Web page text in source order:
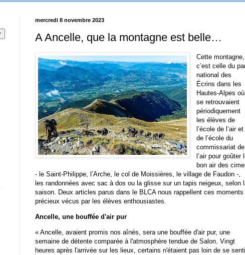
mercredi 8 novembre 2023
A Ancelle, que la montagne est belle…
Cette montagne,
c’est celle du
national des
Écrins dans les
Hautes-Alpes où
se retrouvaient
périodiquement
les élèves de
l’école de l’air et
de l’école du
commissariat de
l’air pour goûter
bon air des
- le Saint-Philippe, l’Arche, le col de Moissières, le village de Faudon -,
les randonnées avec sac à dos ou la glisse sur un tapis neigeux, selon
saison. Deux articles parus dans le BLCA nous rappellent ces moments
précieux vécus par les élèves enthousiastes.
Ancelle, une bouffée d'air pur
« Ancelle, avaient promis nos aînés, sera une bouffée d'air pur, une
semaine de détente comparée à l'atmosphère tendue de Salon. Vingt
heures après l'arrivée sur les lieux, certains n'étaient pas loin de se